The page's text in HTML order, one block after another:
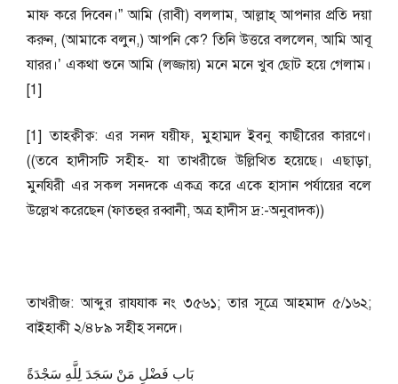
মাফ করে দিবেন।” আমি (রাবী) বললাম, আল্লাহ্ আপনার প্রতি দয়া
করুন, (আমাকে বলুন,) আপনি কে? তিনি উত্তরে বললেন, আমি আবূ
যারর।’ একথা শুনে আমি (লজ্জায়) মনে মনে খুব ছোট হয়ে গেলাম।
[1]
[1] তাহক্বীক্ব: এর সনদ যয়ীফ, মুহাম্মদ ইবনু কাছীরের কারণে।
((তবে হাদীসটি সহীহ- যা তাখরীজে উল্লিখিত হয়েছে। এছাড়া,
মুনযিরী এর সকল সনদকে একত্র করে একে হাসান পর্যায়ের বলে
উল্লেখ করেছেন (ফাতহুর রব্বানী, অত্র হাদীস দ্র:-অনুবাদক))
তাখরীজ: আব্দুর রাযযাক নং ৩৫৬১; তার সূত্রে আহমাদ ৫/১৬২;
বাইহাকী ২/৪৮৯ সহীহ সনদে।
بَاب فَضْلِ مَنْ سَجَدَ لِلَّهِ سَجْدَةً